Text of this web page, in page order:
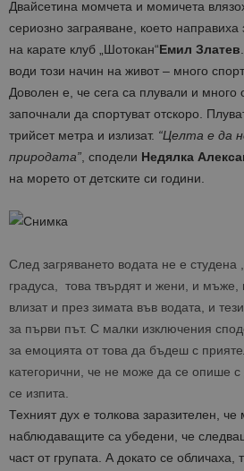
Двайсетина момчета и момичета
сериозно заграяване, което
на карате клуб „Шотокан“Емил Златев
води този начин на живот – много
Доволен е, че сега са плували и много
започнали да спортуват отскоро.
трийсет метра и излизат. “Целта е да
природата”, сподели Недялка
на морето от детските си години.
След загряването водата не е
градуса, това твърдят и жени, и мъже,
влизат и през зимата във водата, и
за първи път. С малки изключения
за емоцията от това да бъдеш с
категорични, че не може да се опише
се изпита.
Техният дух е толкова заразителен, че
наблюдаващите са убедени, че
част от групата. А докато се обличаха,